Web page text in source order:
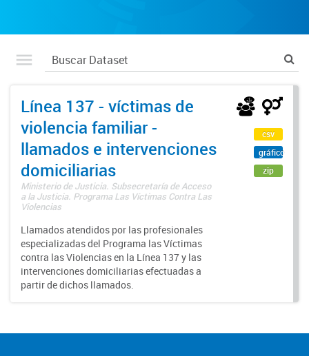
Línea 137 - víctimas de
violencia familiar -
llamados e intervenciones
domiciliarias
Ministerio de Justicia. Subsecretaría de Acceso
a la Justicia. Programa Las Víctimas Contra Las
Violencias
Llamados atendidos por las profesionales
especializadas del Programa las Víctimas
contra las Violencias en la Línea 137 y las
intervenciones domiciliarias efectuadas a
partir de dichos llamados.
csv
gráfico
zip